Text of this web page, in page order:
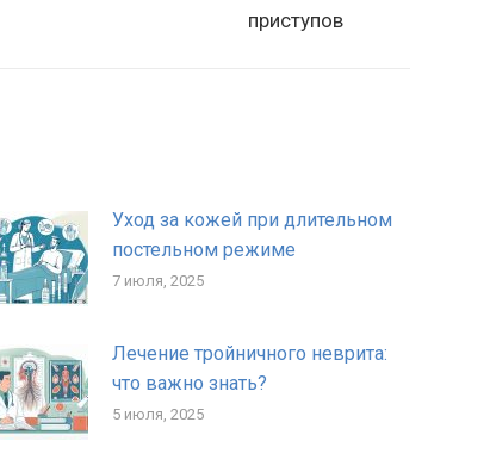
приступов
Уход за кожей при длительном
постельном режиме
7 июля, 2025
Лечение тройничного неврита:
что важно знать?
5 июля, 2025